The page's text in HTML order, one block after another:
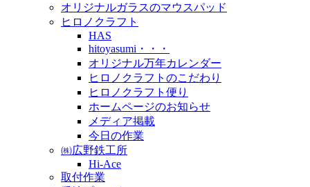
オリジナルガラスのマウスパッド
ヒロノクラフト
HAS
hitoyasumi・・・
オリジナル万年カレンダー
ヒロノクラフトのこだわり
ヒロノクラフト便り
ホームページのお知らせ
メディア掲載
今日の作業
㈱広野鉄工所
Hi-Ace
取付作業